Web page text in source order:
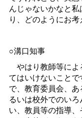
んじゃないかなと
り、どのようにお考
○溝口知事
やはり教師等によ
てはいけないこと
で、教育委員会、
るいは校外でのい
い、教員等の指導